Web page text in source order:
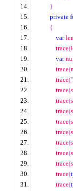
}
private
{
var
            trace
(
var
            trace
(
            trace
(
            trace
(
            trace
(
            trace
(
            trace
(
            trace
(
            trace
(
            trace
(
            trace
(
            trace
(
            trace
(